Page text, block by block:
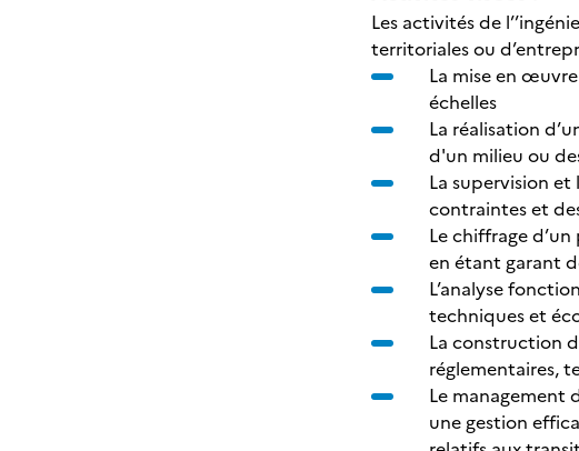
Les activités de
territoriales ou
La mise en
échelles
La réalisation
d'un milieu ou
La supervision
contraintes et
Le chiffrage
en étant garant
L’analyse
techniques et
La construction
réglementaires,
Le management
une gestion